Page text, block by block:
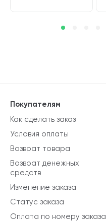
Покупателям
Как сделать заказ
Условия оплаты
Возврат товара
Возврат денежных
средств
Изменение заказа
Статус заказа
Оплата по номеру заказа